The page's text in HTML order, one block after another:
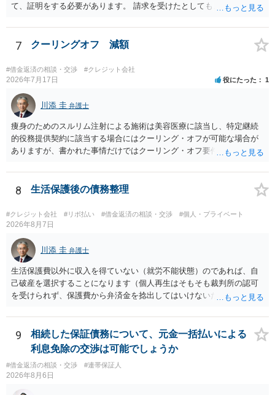
て、証明をする必要があります。 請求を受けたとしても、もらったも
れることになるでしょう。 請求があるまでは、こちらからアクション
を起こす必要はないかと思います。
7 クーリングオフ 減額
#借金返済の相談・交渉 #クレジット会社
2026年7月17日 役にたった 1
川添 圭 弁護士
痩身のためのスルリム注射による施術は美容医療に該当し、特定継続
的役務提供契約に該当する場合にはクーリング・オフが可能な場合が
ありますが、書かれた事情だけではクーリング・オフ要件を満たして
か）が不明です。仮に特定継続的役務提供契約に該当する場合には、
クーリング・オフができない場合でも中途解約は可能ですが、この点
も含めて、最寄りの消費生活センターで詳しい資料をもとに相談して
いただいた方がよいでしょう。
8 生活保護後の債務整理
#クレジット会社 #リボ払い #借金返済の相談・交渉 #個人・プライベート
2026年8月7日
川添 圭 弁護士
生活保護費以外に収入を得ていない（就労不能状態）のであれば、自
己破産を選択することになります（個人再生はそもそも裁判所の認可
を受けられず、保護費から弁済金を捻出してはいけないため任意整理
士費用は法テラスが負担し、裁判所の予納金等も法テラスが援助して
くれるため、弁護士へ自己破産を任せれば解決します。
9
相続した保証債務について、元金一括払いによる
利息免除の交渉は可能でしょうか
#借金返済の相談・交渉 #連帯保証人
2026年8月6日